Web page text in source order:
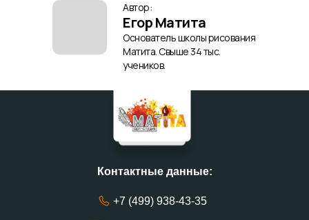
Автор:
Егор Матита
Основатель школы рисования
Матита. Свыше 34 тыс.
учеников.
+7 (499) 938-43-35
Контактные данные: